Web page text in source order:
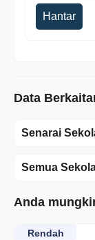
Hantar
Data
Senarai
Semua
Anda
Rendah